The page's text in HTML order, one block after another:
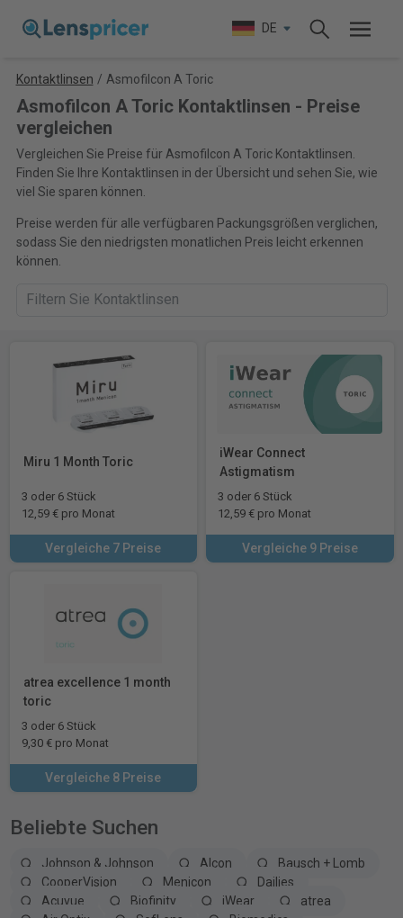
DE
Kontaktlinsen / Asmofilcon A Toric
Asmofilcon A Toric Kontaktlinsen - Preise
vergleichen
Vergleichen Sie Preise für Asmofilcon A Toric Kontaktlinsen.
Finden Sie Ihre Kontaktlinsen in der Übersicht und sehen Sie, wie
viel Sie sparen können.
Preise werden für alle verfügbaren Packungsgrößen verglichen,
sodass Sie den niedrigsten monatlichen Preis leicht erkennen
können.
Miru 1 Month Toric
3 oder 6 Stück
12,59 € pro Monat
Vergleiche 7 Preise
iWear Connect
Astigmatism
3 oder 6 Stück
12,59 € pro Monat
Vergleiche 9 Preise
atrea excellence 1 month
toric
3 oder 6 Stück
9,30 € pro Monat
Vergleiche 8 Preise
Beliebte Suchen
Johnson & Johnson Alcon
Bausch + Lomb
CooperVision
Menicon
Dailies
Acuvue
Biofinity iWear
atrea